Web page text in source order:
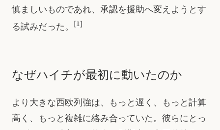
慎ましいものであれ、承認を援助へ変えようとす
る試みだった。
[1]
なぜハイチが最初に動いたのか
より大きな西欧列強は、もっと遅く、もっと計算
高く、もっと複雑に絡み合っていた。彼らにとっ